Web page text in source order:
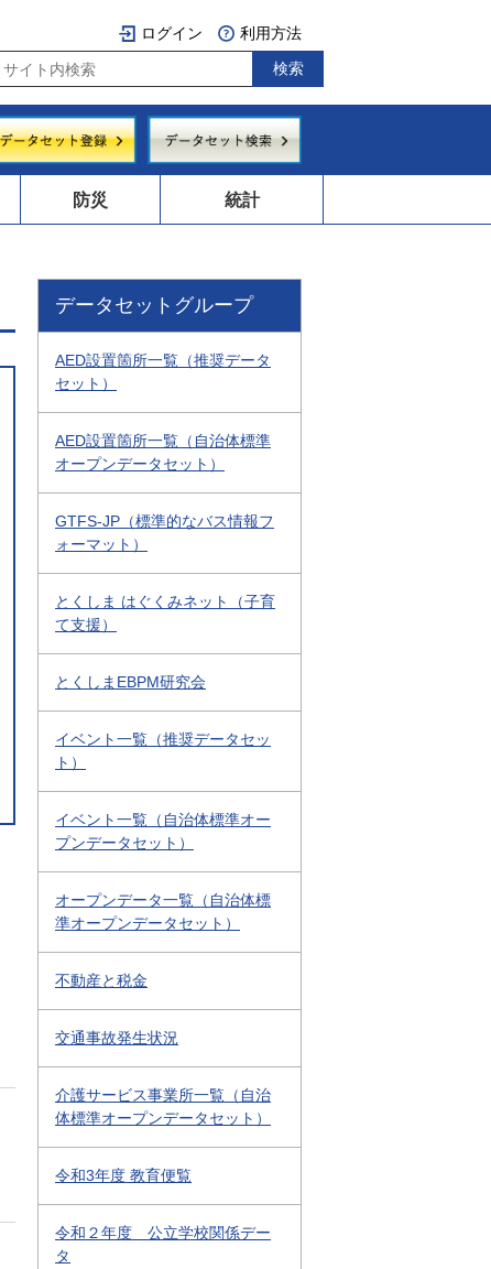
ログイン 利用方法
防災 統計
データセットグループ
AED設置箇所一覧（推奨データ
セット）
AED設置箇所一覧（自治体標準
オープンデータセット）
GTFS-JP（標準的なバス情報フ
ォーマット）
とくしま はぐくみネット（子育
て支援）
とくしまEBPM研究会
イベント一覧（推奨データセッ
ト）
イベント一覧（自治体標準オー
プンデータセット）
オープンデータ一覧（自治体標
準オープンデータセット）
不動産と税金
交通事故発生状況
介護サービス事業所一覧（自治
体標準オープンデータセット）
令和3年度 教育便覧
令和２年度 公立学校関係デー
タ